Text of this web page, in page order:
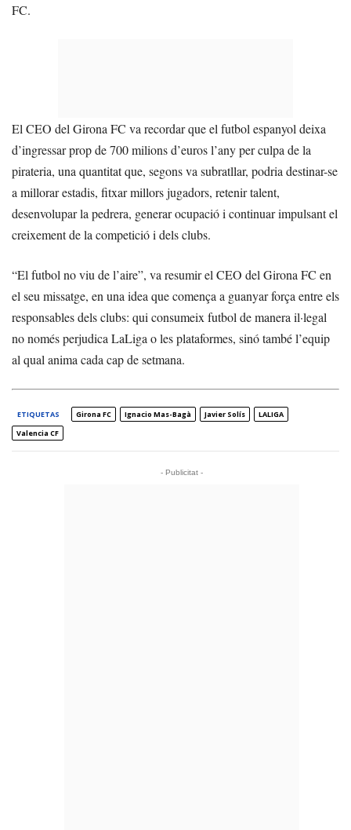
FC.
El CEO del Girona FC va recordar que el futbol espanyol deixa
d’ingressar prop de 700 milions d’euros l’any per culpa de la
pirateria, una quantitat que, segons va subratllar, podria destinar-se
a millorar estadis, fitxar millors jugadors, retenir talent,
desenvolupar la pedrera, generar ocupació i continuar impulsant el
creixement de la competició i dels clubs.
“El futbol no viu de l’aire”, va resumir el CEO del Girona FC en
el seu missatge, en una idea que comença a guanyar força entre els
responsables dels clubs: qui consumeix futbol de manera il·legal
no només perjudica LaLiga o les plataformes, sinó també l’equip
al qual anima cada cap de setmana.
ETIQUETAS Girona FC Ignacio Mas-Bagà Javier Solís
LALIGA
Valencia CF
- Publicitat -